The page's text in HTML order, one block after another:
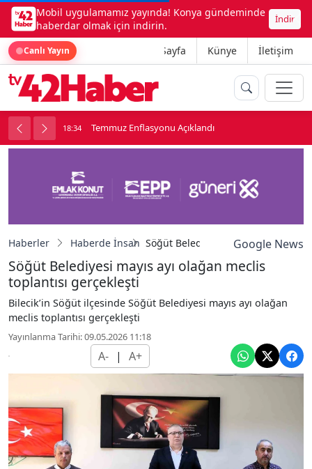
Mobil uygulamamız yayında! Konya gündeminde
haberdar olmak için indirin.
İndir
Canlı Yayın Ana Sayfa Künye İletişim
18:34 Temmuz Enflasyonu Açıklandı
Haberler Haberde İnsan Söğüt Belediyesi mayıs ayı olağan
Google News
Söğüt Belediyesi mayıs ayı olağan meclis
toplantısı gerçekleşti
Bilecik’in Söğüt ilçesinde Söğüt Belediyesi mayıs ayı olağan
meclis toplantısı gerçekleşti
Yayınlanma Tarihi: 09.05.2026 11:18
A- | A+